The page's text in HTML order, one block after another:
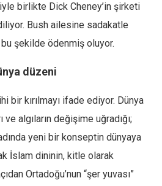
birlikte Dick Cheney’in şirketi
Bush ailesine sadakatle
bu şekilde ödenmiş oluyor.
düzeni
bir kırılmayı ifade ediyor. Dünya
algıların değişime uğradığı;
yeni bir konseptin dünyaya
İslam dininin, kitle olarak
Ortadoğu’nun “şer yuvası”